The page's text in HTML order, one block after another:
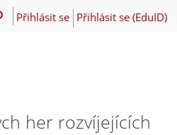
Přihlásit se Přihlásit se (EduID)
her rozvíjejících